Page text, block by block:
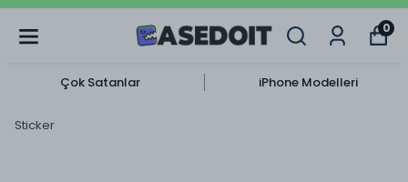
0
Çok Satanlar iPhone Modelleri
Sticker